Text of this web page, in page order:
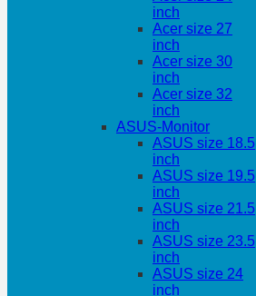
inch
Acer size 27
inch
Acer size 30
inch
Acer size 32
inch
ASUS-Monitor
ASUS size 18.5
inch
ASUS size 19.5
inch
ASUS size 21.5
inch
ASUS size 23.5
inch
ASUS size 24
inch